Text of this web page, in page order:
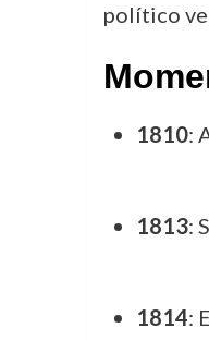
político
1810:
1813:
1814: